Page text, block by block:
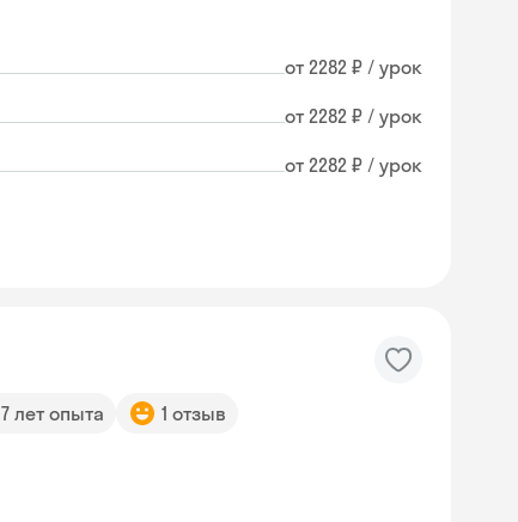
от 2282 ₽ / урок
от 2282 ₽ / урок
от 2282 ₽ / урок
7 лет опыта 1 отзыв